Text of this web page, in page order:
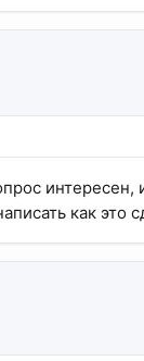
интересен,
как это